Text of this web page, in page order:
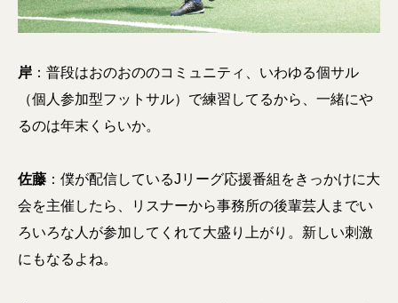
岸 ：普段はおのおののコミュニティ、いわゆる個サル
（個人参加型フットサル）で練習してるから、一緒にや
るのは年末くらいか。
佐藤 ：僕が配信しているJリーグ応援番組をきっかけに大
会を主催したら、リスナーから事務所の後輩芸人までい
ろいろな人が参加してくれて大盛り上がり。新しい刺激
にもなるよね。